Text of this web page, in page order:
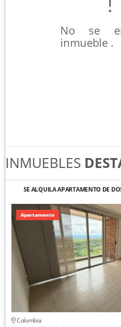
No se
inmueble .
INMUEBLES
SE ALQUILA APARTAMENTO DE
Apartamento
Colombia